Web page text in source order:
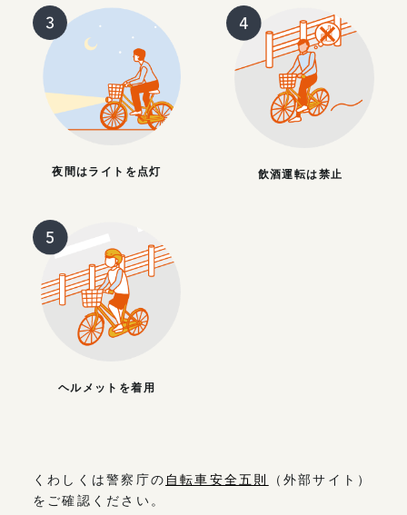
夜間はライトを点灯 飲酒運転は禁止
ヘルメットを着用
くわしくは警察庁の 自転車安全五則
（外部サイト）
をご確認ください。